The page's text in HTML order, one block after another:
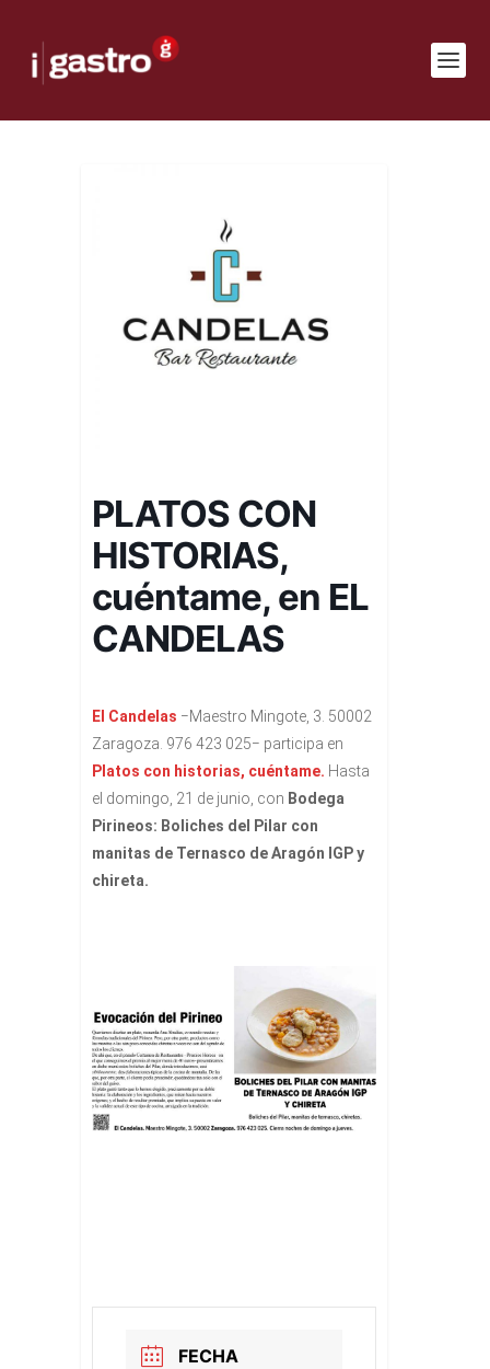
PLATOS CON
HISTORIAS,
cuéntame, en EL
CANDELAS
El Candelas −Maestro Mingote, 3. 50002
Zaragoza. 976 423 025− participa en
Platos con historias, cuéntame. Hasta
el domingo, 21 de junio, con Bodega
Pirineos: Boliches del Pilar con
manitas de Ternasco de Aragón IGP y
chireta.
FECHA